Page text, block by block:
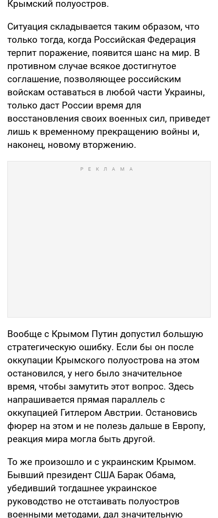
Крымский полуостров.
Ситуация складывается таким образом, что
только тогда, когда Российская Федерация
терпит поражение, появится шанс на мир. В
противном случае всякое достигнутое
соглашение, позволяющее российским
войскам оставаться в любой части Украины,
только даст России время для
восстановления своих военных сил, приведет
лишь к временному прекращению войны и,
наконец, новому вторжению.
Вообще с Крымом Путин допустил большую
стратегическую ошибку. Если бы он после
оккупации Крымского полуострова на этом
остановился, у него было значительное
время, чтобы замутить этот вопрос. Здесь
напрашивается прямая параллель с
оккупацией Гитлером Австрии. Остановись
фюрер на этом и не полезь дальше в Европу,
реакция мира могла быть другой.
То же произошло и с украинским Крымом.
Бывший президент США Барак Обама,
убедивший тогдашнее украинское
руководство не отстаивать полуостров
военными методами, дал значительную